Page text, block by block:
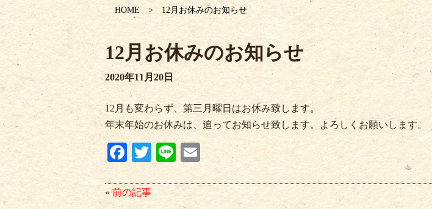
HOME 12月お休みのお知らせ
12月お休みのお知らせ
2020年11月20日
12月も変わらず、第三月曜日はお休み致します。
年末年始のお休みは、追ってお知らせ致します。よろしくお願いします。
Fa
ce
bo
T
wi
tte
Li
ne
E
m
ail
«前の記事